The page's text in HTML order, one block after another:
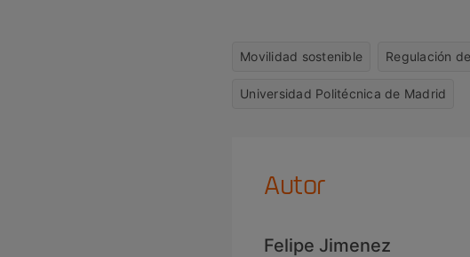
Movilidad sostenible Regulación
Universidad Politécnica de Madrid
Autor
Felipe Jimenez